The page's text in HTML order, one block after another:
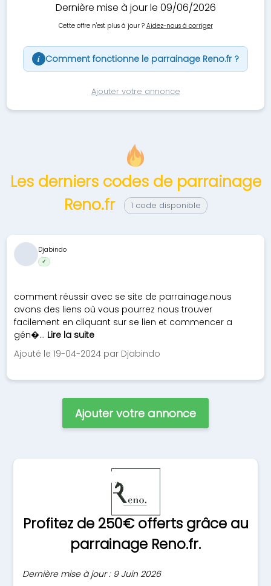
Dernière mise à jour le 09/06/2026
Cette offre n'est plus à jour ? Aidez-nous à corriger
i Comment fonctionne le parrainage Reno.fr ?
Ajouter votre annonce
Les derniers codes de parrainage
Reno.fr
1 code disponible
comment réussir avec se site de parrainage.nous
avons des liens où vous pourrez nous trouver
facilement en cliquant sur se lien et commencer a
gén�... Lire la suite
Ajouté le 19-04-2024 par Djabindo
Djabindo
✓
Ajouter votre annonce
Profitez de 250€ offerts grâce au
parrainage Reno.fr.
Dernière mise à jour : 9 Juin 2026